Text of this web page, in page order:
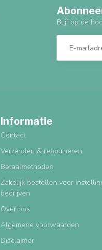
Blijf op de
Informatie
Contact
Verzenden & retourneren
Betaalmethoden
Zakelijk bestellen voor
bedrijven
Over ons
Algemene voorwaarden
Disclaimer